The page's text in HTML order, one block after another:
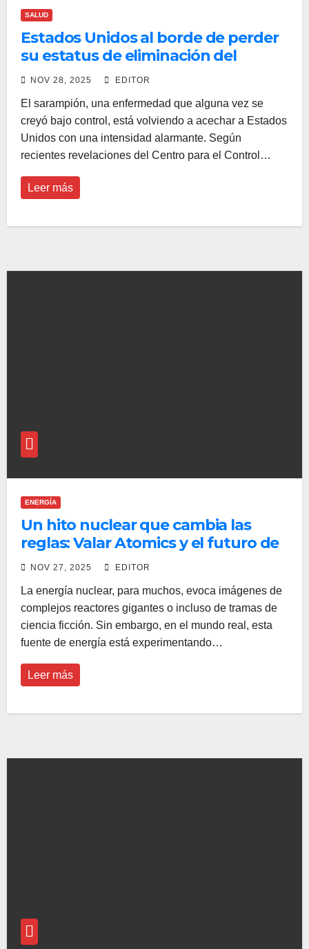
SALUD
Estados Unidos al borde de perder
su estatus de eliminación del
sarampión
NOV 28, 2025 EDITOR
El sarampión, una enfermedad que alguna vez se
creyó bajo control, está volviendo a acechar a Estados
Unidos con una intensidad alarmante. Según
recientes revelaciones del Centro para el Control…
Leer más
ENERGÍA
Un hito nuclear que cambia las
reglas: Valar Atomics y el futuro de
la energía
NOV 27, 2025 EDITOR
La energía nuclear, para muchos, evoca imágenes de
complejos reactores gigantes o incluso de tramas de
ciencia ficción. Sin embargo, en el mundo real, esta
fuente de energía está experimentando…
Leer más